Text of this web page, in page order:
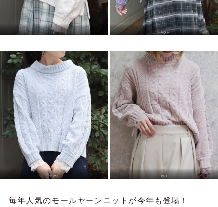
白 パープル
サックス ピンク
毎年人気のモールヤーンニットが今年も登場！